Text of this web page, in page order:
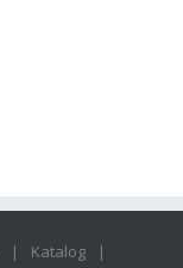
Katalog